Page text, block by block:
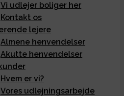
Vi udlejer boliger her
Kontakt os
lejere
Almene henvendelser
Akutte henvendelser
Hvem er vi?
Vores udlejningsarbejde